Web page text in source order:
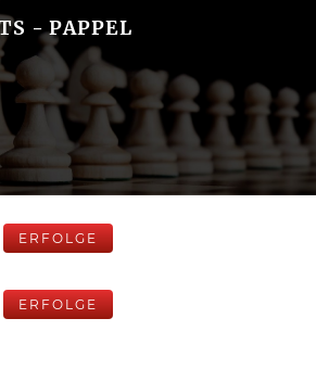
- PAPPEL
ERFOLGE
ERFOLGE